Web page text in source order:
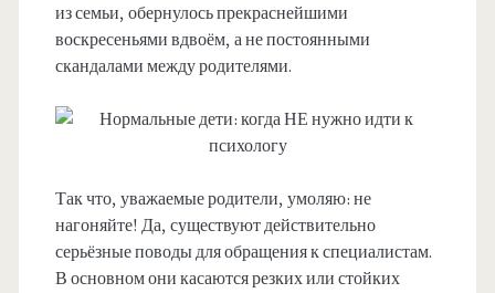
из семьи, обернулось прекраснейшими
воскресеньями вдвоём, а не постоянными
скандалами между родителями.
Так что, уважаемые родители, умоляю: не
нагоняйте! Да, существуют действительно
серьёзные поводы для обращения к специалистам.
В основном они касаются резких или стойких